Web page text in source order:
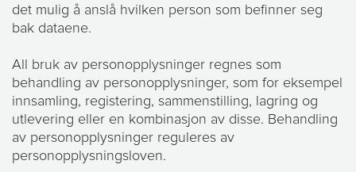
det mulig å anslå hvilken person som befinner seg
bak dataene.
All bruk av personopplysninger regnes som
behandling av personopplysninger, som for eksempel
innsamling, registering, sammenstilling, lagring og
utlevering eller en kombinasjon av disse. Behandling
av personopplysninger reguleres av
personopplysningsloven.